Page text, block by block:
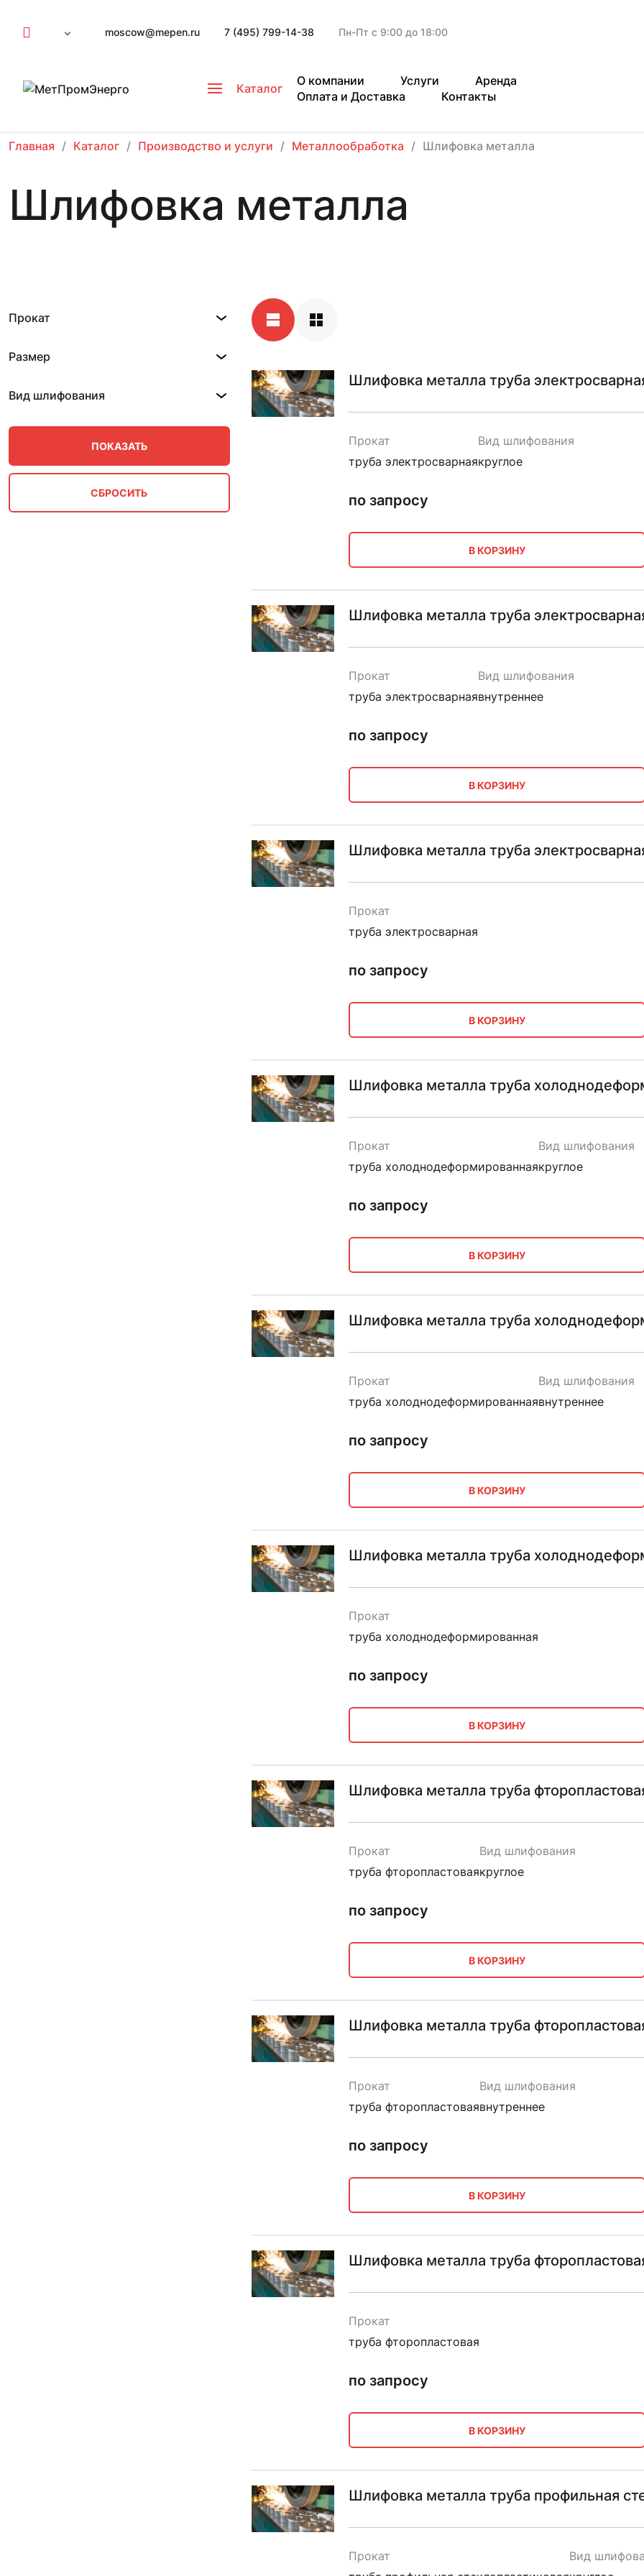
moscow@mepen.ru 7 (495) 799-14-38 Пн-Пт с 9:00 до 18:00
Каталог
О компании Услуги
Аренда
Оплата и Доставка
Контакты
Главная Каталог Производство и услуги Металлообработка Шлифовка металла
Шлифовка металла
Прокат
Размер
Вид шлифования
Шлифовка металла труба
Прокат
труба электросварная
Вид шлифования
круглое
по запросу
В КОРЗИНУ
Шлифовка металла труба
Прокат
труба электросварная
Вид шлифования
внутреннее
по запросу
В КОРЗИНУ
Шлифовка металла труба
Прокат
труба электросварная
по запросу
В КОРЗИНУ
Шлифовка металла труба
Прокат
труба холоднодеформированная
Вид шлифования
круглое
по запросу
В КОРЗИНУ
Шлифовка металла труба
Прокат
труба холоднодеформированная
Вид шлифования
внутреннее
по запросу
В КОРЗИНУ
Шлифовка металла труба
Прокат
труба холоднодеформированная
по запросу
В КОРЗИНУ
Шлифовка металла труба
Прокат
труба фторопластовая
Вид шлифования
круглое
по запросу
В КОРЗИНУ
Шлифовка металла труба
Прокат
труба фторопластовая
Вид шлифования
внутреннее
по запросу
В КОРЗИНУ
Шлифовка металла труба
Прокат
труба фторопластовая
по запросу
В КОРЗИНУ
Шлифовка металла труба профильная
Прокат
Вид